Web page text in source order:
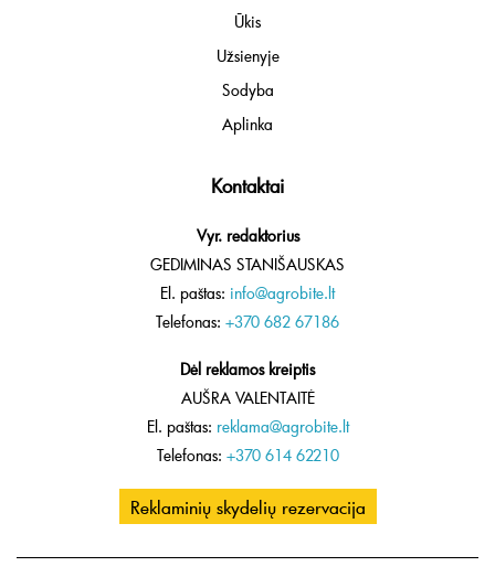
Ūkis
Užsienyje
Sodyba
Aplinka
Kontaktai
Vyr. redaktorius
GEDIMINAS STANIŠAUSKAS
El. paštas: info@agrobite.lt
Telefonas: +370 682 67186
Dėl reklamos kreiptis
AUŠRA VALENTAITĖ
El. paštas: reklama@agrobite.lt
Telefonas: +370 614 62210
Reklaminių skydelių rezervacija